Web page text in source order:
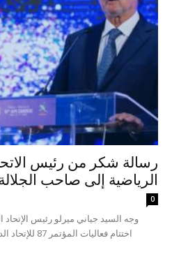
رسالة شكر من رئيس
الرياضية إلى صاحب
0
اختتام